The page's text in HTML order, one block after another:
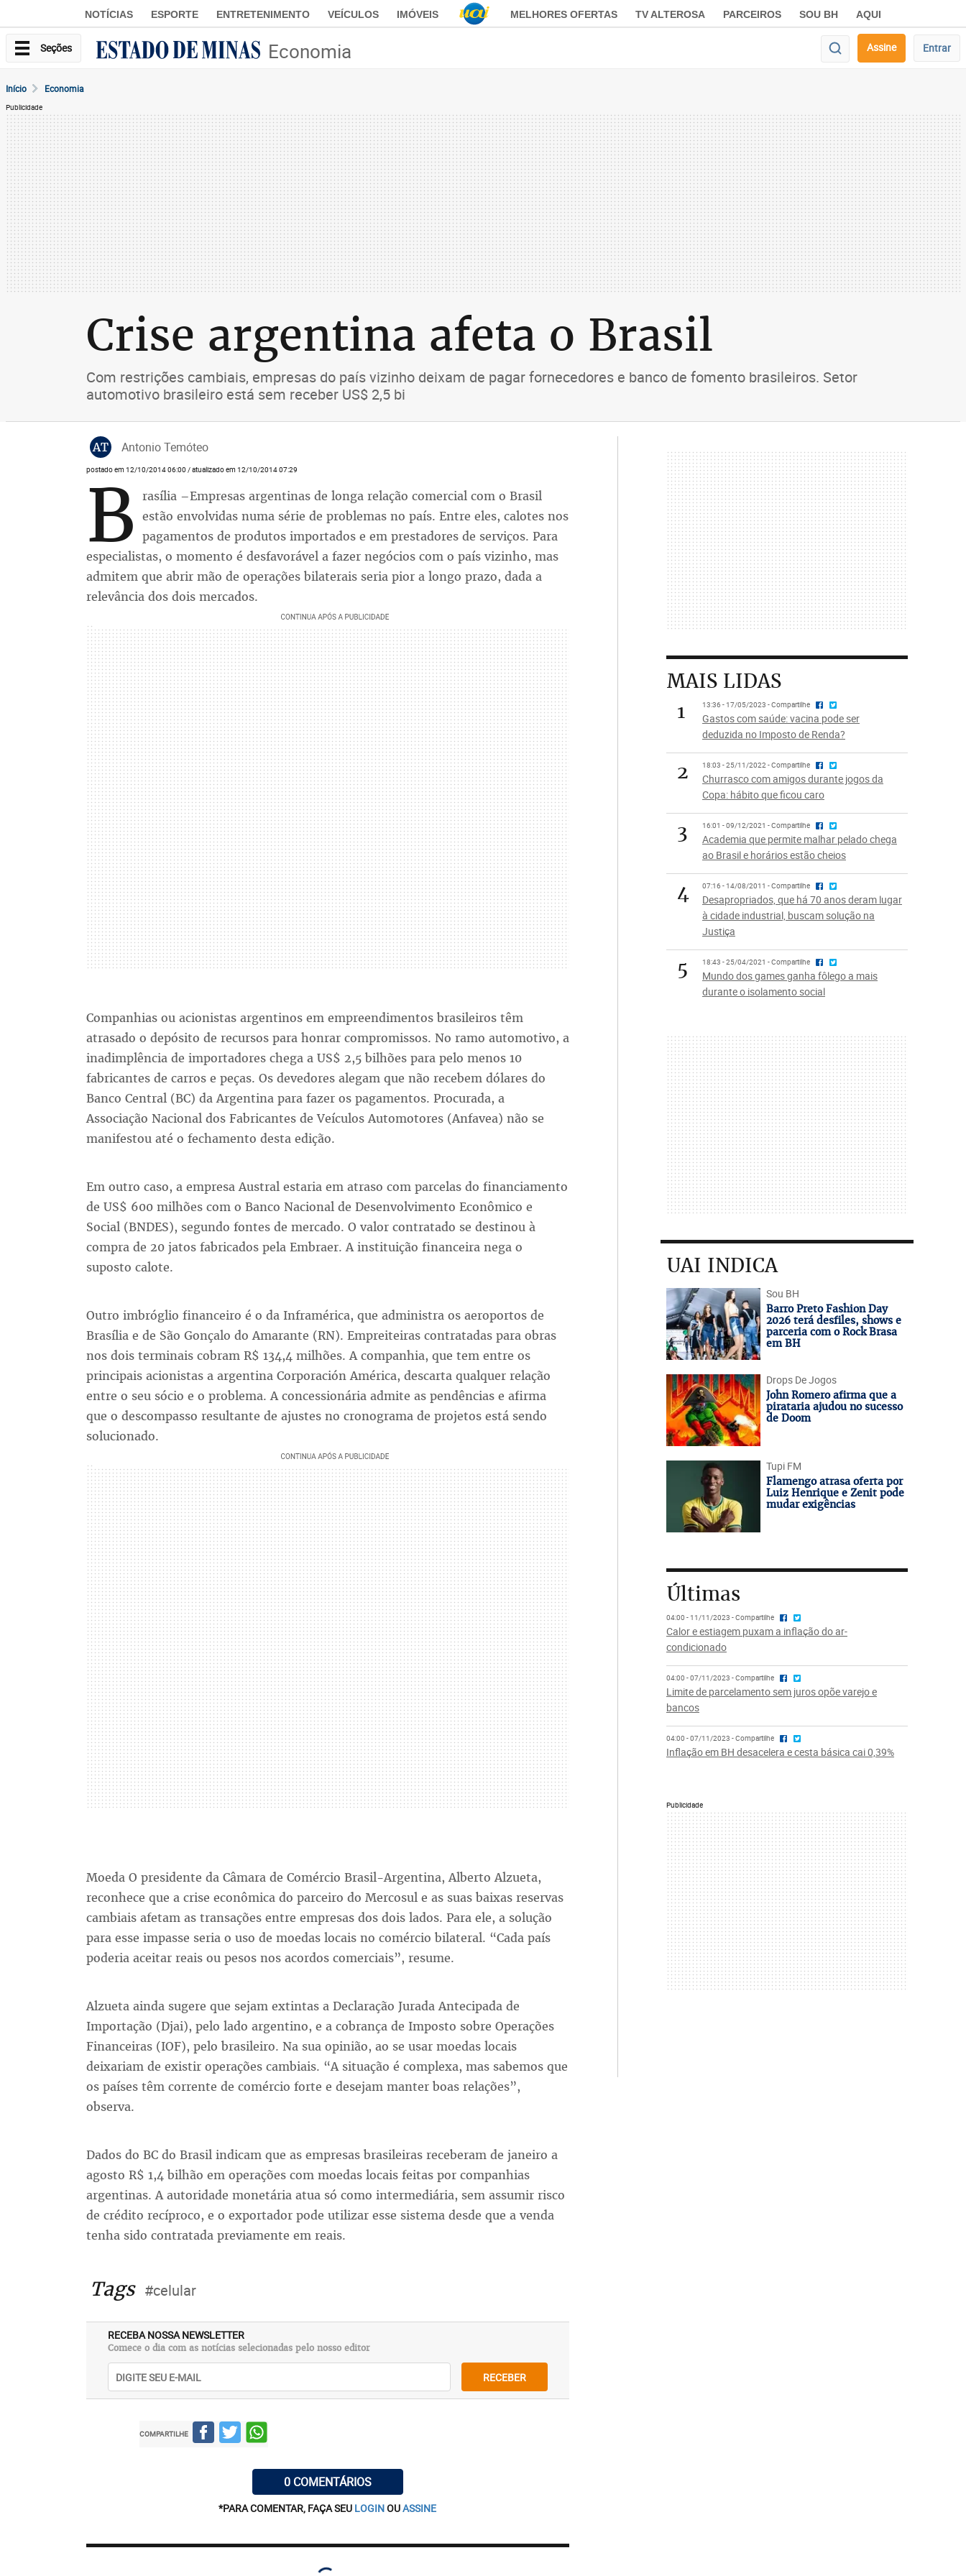
NOTÍCIAS ESPORTE ENTRETENIMENTO VEÍCULOS IMÓVEIS MELHORES OFERTAS TV ALTEROSA PARCEIROS SOU BH AQUI
Seções Economia Assine Entrar
Início Economia
Publicidade
Crise argentina afeta o Brasil
Com restrições cambiais, empresas do país vizinho deixam de pagar fornecedores e banco de fomento brasileiros. Setor
automotivo brasileiro está sem receber US$ 2,5 bi
AT Antonio Temóteo
postado em 12/10/2014 06:00 / atualizado em 12/10/2014 07:29
B rasília –Empresas argentinas de longa relação comercial com o Brasil
estão envolvidas numa série de problemas no país. Entre eles, calotes nos
pagamentos de produtos importados e em prestadores de serviços. Para
especialistas, o momento é desfavorável a fazer negócios com o país vizinho, mas
admitem que abrir mão de operações bilaterais seria pior a longo prazo, dada a
relevância dos dois mercados.
Companhias ou acionistas argentinos em empreendimentos brasileiros têm
atrasado o depósito de recursos para honrar compromissos. No ramo automotivo, a
inadimplência de importadores chega a US$ 2,5 bilhões para pelo menos 10
fabricantes de carros e peças. Os devedores alegam que não recebem dólares do
Banco Central (BC) da Argentina para fazer os pagamentos. Procurada, a
Associação Nacional dos Fabricantes de Veículos Automotores (Anfavea) não se
manifestou até o fechamento desta edição.
Em outro caso, a empresa Austral estaria em atraso com parcelas do financiamento
de US$ 600 milhões com o Banco Nacional de Desenvolvimento Econômico e
Social (BNDES), segundo fontes de mercado. O valor contratado se destinou à
compra de 20 jatos fabricados pela Embraer. A instituição financeira nega o
suposto calote.
Outro imbróglio financeiro é o da Inframérica, que administra os aeroportos de
Brasília e de São Gonçalo do Amarante (RN). Empreiteiras contratadas para obras
nos dois terminais cobram R$ 134,4 milhões. A companhia, que tem entre os
principais acionistas a argentina Corporación América, descarta qualquer relação
entre o seu sócio e o problema. A concessionária admite as pendências e afirma
que o descompasso resultante de ajustes no cronograma de projetos está sendo
solucionado.
Moeda O presidente da Câmara de Comércio Brasil-Argentina, Alberto Alzueta,
reconhece que a crise econômica do parceiro do Mercosul e as suas baixas reservas
cambiais afetam as transações entre empresas dos dois lados. Para ele, a solução
para esse impasse seria o uso de moedas locais no comércio bilateral. “Cada país
poderia aceitar reais ou pesos nos acordos comerciais”, resume.
Alzueta ainda sugere que sejam extintas a Declaração Jurada Antecipada de
Importação (Djai), pelo lado argentino, e a cobrança de Imposto sobre Operações
Financeiras (IOF), pelo brasileiro. Na sua opinião, ao se usar moedas locais
deixariam de existir operações cambiais. “A situação é complexa, mas sabemos que
os países têm corrente de comércio forte e desejam manter boas relações”,
observa.
Dados do BC do Brasil indicam que as empresas brasileiras receberam de janeiro a
agosto R$ 1,4 bilhão em operações com moedas locais feitas por companhias
argentinas. A autoridade monetária atua só como intermediária, sem assumir risco
de crédito recíproco, e o exportador pode utilizar esse sistema desde que a venda
tenha sido contratada previamente em reais.
Tags #celular
RECEBA NOSSA NEWSLETTER
Comece o dia com as notícias selecionadas pelo nosso editor
RECEBER
COMPARTILHE
0 COMENTÁRIOS
*PARA COMENTAR, FAÇA SEU LOGINOUASSINE
MAIS LIDAS
1
13:36 - 17/05/2023 - Compartilhe
Gastos com saúde: vacina pode ser
deduzida no Imposto de Renda?
2 18:03 - 25/11/2022 - Compartilhe
Churrasco com amigos durante jogos da
Copa: hábito que ficou caro
3 16:01 - 09/12/2021 - Compartilhe
Academia que permite malhar pelado chega
ao Brasil e horários estão cheios
4 07:16 - 14/08/2011 - Compartilhe
Desapropriados, que há 70 anos deram lugar
à cidade industrial, buscam solução na
Justiça
5 18:43 - 25/04/2021 - Compartilhe
Mundo dos games ganha fôlego a mais
durante o isolamento social
UAI INDICA
Sou BH
Barro Preto Fashion Day
2026 terá desfiles, shows e
parceria com o Rock Brasa
em BH
Drops De Jogos
John Romero afirma que a
pirataria ajudou no sucesso
de Doom
Tupi FM
Flamengo atrasa oferta por
Luiz Henrique e Zenit pode
mudar exigências
Últimas
04:00 - 11/11/2023 - Compartilhe
Calor e estiagem puxam a inflação do ar-
condicionado
04:00 - 07/11/2023 - Compartilhe
Limite de parcelamento sem juros opõe varejo e
bancos
04:00 - 07/11/2023 - Compartilhe
Inflação em BH desacelera e cesta básica cai 0,39%
Publicidade